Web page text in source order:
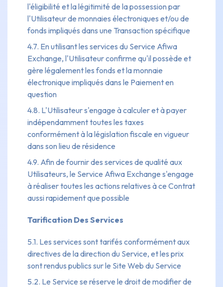
l'éligibilité et la légitimité de la possession par
l'Utilisateur de monnaies électroniques et/ou de
fonds impliqués dans une Transaction spécifique
4.7. En utilisant les services du Service Afiwa
Exchange, l'Utilisateur confirme qu'il possède et
gère légalement les fonds et la monnaie
électronique impliqués dans le Paiement en
question
4.8. L'Utilisateur s'engage à calculer et à payer
indépendamment toutes les taxes
conformément à la législation fiscale en vigueur
dans son lieu de résidence
4.9. Afin de fournir des services de qualité aux
Utilisateurs, le Service Afiwa Exchange s'engage
à réaliser toutes les actions relatives à ce Contrat
aussi rapidement que possible
Tarification Des Services
5.1. Les services sont tarifés conformément aux
directives de la direction du Service, et les prix
sont rendus publics sur le Site Web du Service
5.2. Le Service se réserve le droit de modifier de